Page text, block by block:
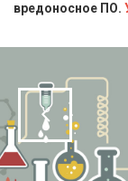
Кислоты
Пищевая химия
СТАТЬИ
СЕРТИФИКАТЫ
КОНТАКТЫ
вредоносное ПО.